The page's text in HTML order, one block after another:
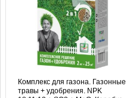
Комплекс для газона. Газонные
травы + удобрения. NPK